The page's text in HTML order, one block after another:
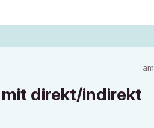
am
direkt/indirekt